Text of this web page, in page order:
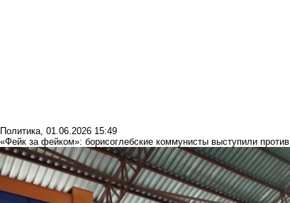
Политика, 01.06.2026 15:49
«Фейк за фейком»: борисоглебские коммунисты выступили